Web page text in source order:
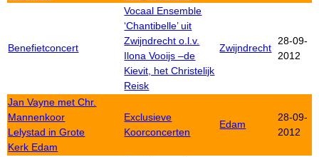
Benefietconcert
Vocaal Ensemble
‘Chantibelle’ uit
Zwijndrecht o.l.v.
Ilona Vooijs –de
Kievit, het Christelijk
Reisk
Zwijndrecht
28-09-
2012
Jan Vayne met Chr.
Mannenkoor
Lelystad in Grote
Kerk Edam
Exclusieve
Koorconcerten
Edam
28-09-
2012